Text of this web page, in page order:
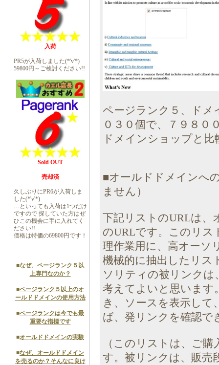
入荷
PR5が入荷しました(*'v'*)
59800円～ご検討ください!!
Sold OUT
売却済
久しぶりにPR6が入荷しま
した(*'v'*)
…といっても入荷は1つだけ
ですので 探していた方はぜ
ひこの機会に手に入れてく
ださい!!
価格は特価の69800円です！
■なぜ、ページランク５以
上専門なのか？
■ページランク５以上のオ
ールドドメインの使用方法
■ページランクは今でも最
重要な指標です
■オールドドメインの実験
■なぜ、オールドドメイン
を売るのか？そんなに良け
ページランク５、ドメ
０３０個で、７９８０
ドメインショップと
■オールドドメインへ
ません）
下記リストのURLは、
のURLです。このリス
理作業用に、高オーソ
機械的に抽出したリス
ソリティの被リンク
考えてよいと思います
き、ソースを表示して
ば、発リンクを確認で
（このリストは、ご
す。被リンクは、販売